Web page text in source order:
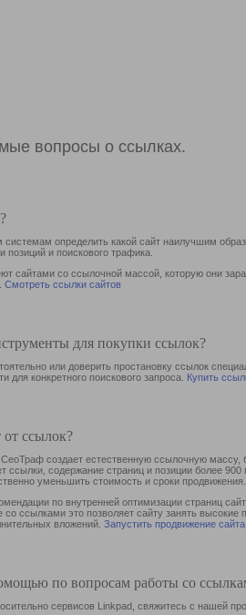
вопросы о ссылках.
определить какой сайт наилучшим
позиций и поискового трафика.
сайтами со ссылочной массой, которую они
Смотреть ссылки сайтов
для покупки ссылок?
или доверить простановку ссылок
конкретного поискового запроса. Купить
ссылок?
создает естественную ссылочную
ссылки, содержание страниц и позиции более
уменьшить стоимость и сроки продвижения.
по внутренней оптимизации страниц
ссылками это позволяет сайту занять
вложений. Запустить продвижение сайта
по вопросам работы со
сервисов Linkpad, свяжитесь с нашей